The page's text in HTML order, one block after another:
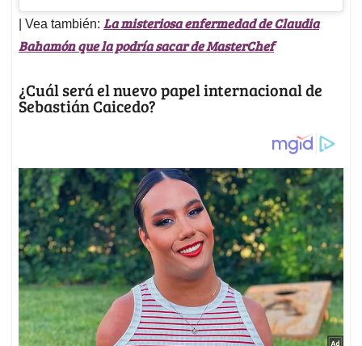
| Vea también: La misteriosa enfermedad de Claudia
Bahamón que la podría sacar de MasterChef
¿Cuál será el nuevo papel internacional de
Sebastián Caicedo?